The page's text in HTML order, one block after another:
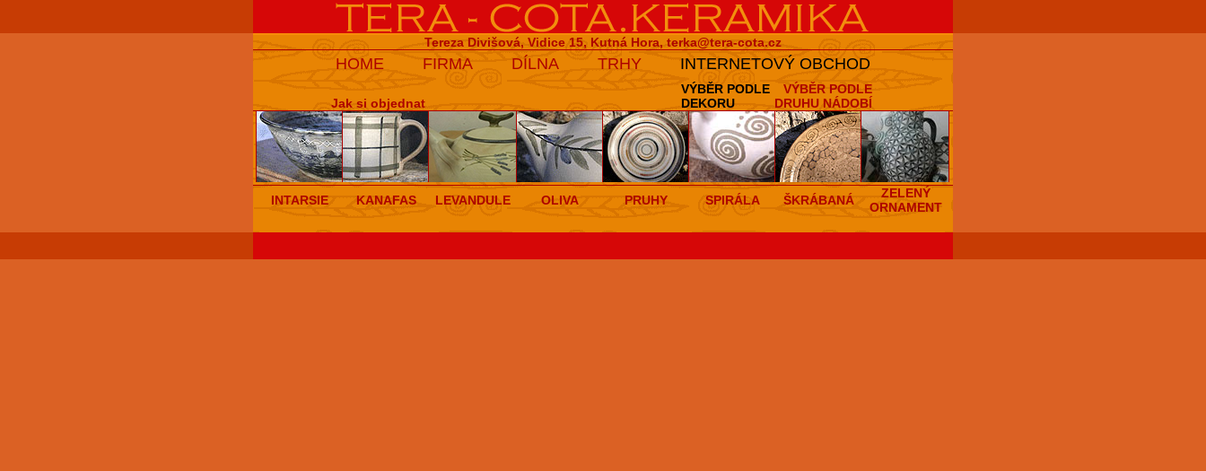
Tereza Divišová, Vidice 15, Kutná Hora, terka@tera-cota.cz
HOME FIRMA DÍLNA TRHY INTERNETOVÝ OBCHOD
Jak si objednat
VÝBĚR PODLE
DRUHU NÁDOBÍ
VÝBĚR PODLE
DEKORU
INTARSIE KANAFAS LEVANDULE OLIVA PRUHY SPIRÁLA ŠKRÁBANÁ
ZELENÝ
ORNAMENT